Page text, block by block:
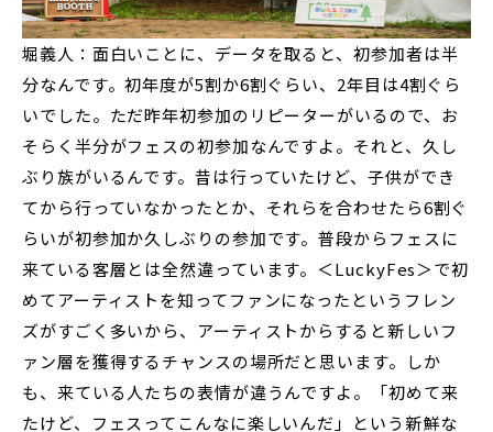
堀義人：面白いことに、データを取ると、初参加者は半
分なんです。初年度が5割か6割ぐらい、2年目は4割ぐら
いでした。ただ昨年初参加のリピーターがいるので、お
そらく半分がフェスの初参加なんですよ。それと、久し
ぶり族がいるんです。昔は行っていたけど、子供ができ
てから行っていなかったとか、それらを合わせたら6割ぐ
らいが初参加か久しぶりの参加です。普段からフェスに
来ている客層とは全然違っています。＜LuckyFes＞で初
めてアーティストを知ってファンになったというフレン
ズがすごく多いから、アーティストからすると新しいフ
ァン層を獲得するチャンスの場所だと思います。しか
も、来ている人たちの表情が違うんですよ。「初めて来
たけど、フェスってこんなに楽しいんだ」という新鮮な